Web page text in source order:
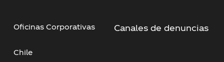
Oficinas Corporativas
Chile
Canales de denuncias